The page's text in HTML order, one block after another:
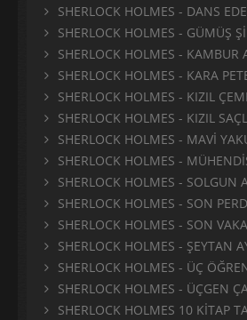
SHERLOCK HOLMES - DANS
SHERLOCK HOLMES - GÜMÜŞ
SHERLOCK HOLMES - KAMBUR
SHERLOCK HOLMES - KARA
SHERLOCK HOLMES - KIZIL
SHERLOCK HOLMES - KIZIL
SHERLOCK HOLMES - MAVİ
SHERLOCK HOLMES -
SHERLOCK HOLMES - SOLGUN
SHERLOCK HOLMES - SON
SHERLOCK HOLMES - SON VAKA
SHERLOCK HOLMES - ŞEYTAN
SHERLOCK HOLMES - ÜÇ
SHERLOCK HOLMES - ÜÇGEN
SHERLOCK HOLMES 10 KİTAP